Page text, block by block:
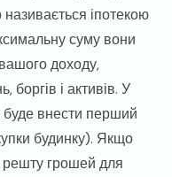
іпотекою
суму вони
доходу,
боргів і активів. У
буде внести перший
будинку). Якщо
решту грошей для